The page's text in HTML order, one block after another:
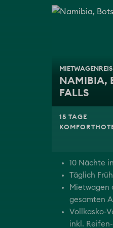
NAMIBIA,
FALLS
15 TAGE
10 Nächte
Täglich
Mietwagen
gesamten
Vollkasko-
inkl.